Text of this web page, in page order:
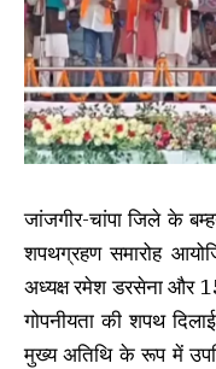
जांजगीर-चांपा जिले के
शपथग्रहण समारोह
अध्यक्ष रमेश डरसेना और
गोपनीयता की शपथ
मुख्य अतिथि के रूप में